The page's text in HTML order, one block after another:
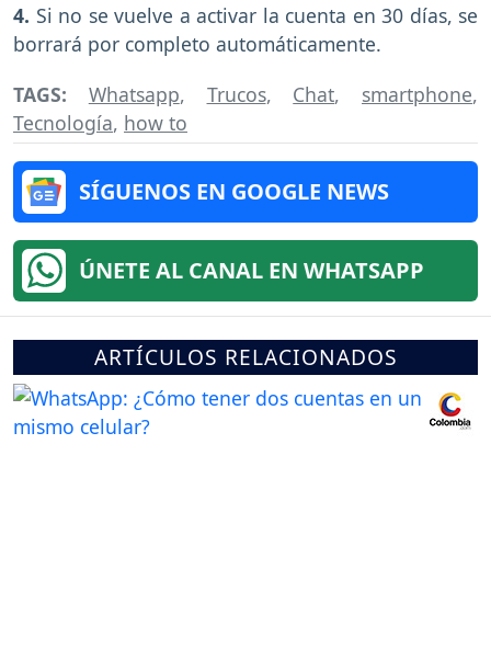
4. Si no se vuelve a activar la cuenta en 30 días, se
borrará por completo automáticamente.
TAGS: Whatsapp, Trucos, Chat, smartphone,
Tecnología, how to
SÍGUENOS EN GOOGLE NEWS
ÚNETE AL CANAL EN WHATSAPP
ARTÍCULOS RELACIONADOS